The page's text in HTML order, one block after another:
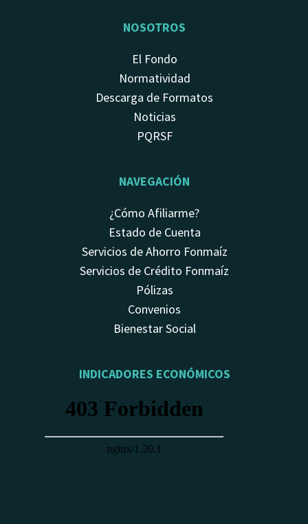
NOSOTROS
El Fondo
Normatividad
Descarga de Formatos
Noticias
PQRSF
NAVEGACIÓN
¿Cómo Afiliarme?
Estado de Cuenta
Servicios de Ahorro Fonmaíz
Servicios de Crédito Fonmaíz
Pólizas
Convenios
Bienestar Social
INDICADORES ECONÓMICOS